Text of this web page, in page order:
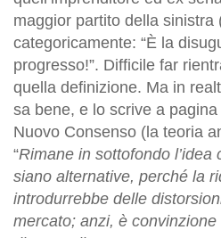
maggior partito della sinistra
categoricamente: “È la
progresso!”. Difficile far
quella definizione. Ma in
sa bene, e lo scrive a
Nuovo Consenso (la teoria
“Rimane in sottofondo
siano alternative, perché la
introdurrebbe delle
mercato; anzi, è